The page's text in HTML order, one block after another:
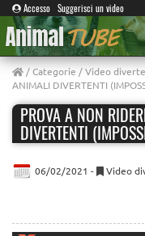
Accesso Suggerisci un video
/Categorie /Video
ANIMALI DIVERTENTI
PROVA A NON
DIVERTENTI
06/02/2021 - Video